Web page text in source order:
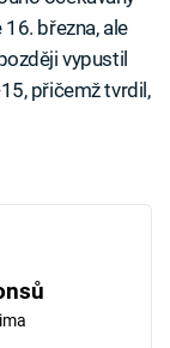
března, ale
vypustil
přičemž tvrdil,